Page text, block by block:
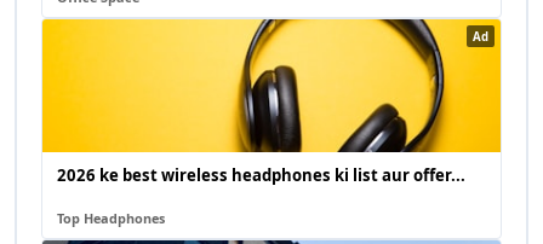
Ad
2026 ke best wireless headphones ki list aur offer...
Top Headphones